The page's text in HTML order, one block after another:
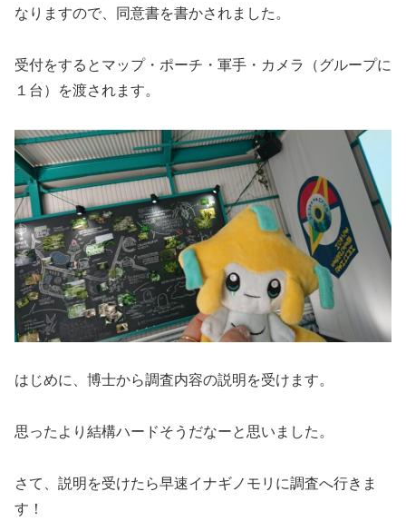
なりますので、同意書を書かされました。
受付をするとマップ・ポーチ・軍手・カメラ（グループに
１台）を渡されます。
はじめに、博士から調査内容の説明を受けます。
思ったより結構ハードそうだなーと思いました。
さて、説明を受けたら早速イナギノモリに調査へ行きま
す！